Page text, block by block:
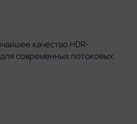
качество HDR-
современных потоковых